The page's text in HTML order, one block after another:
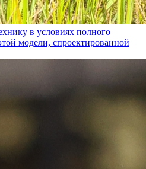
в условиях полного
модели, спроектированной